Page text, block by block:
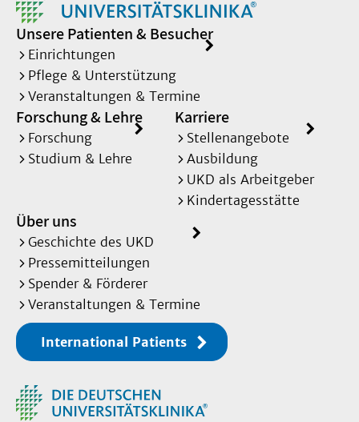
Unsere Patienten & Besucher
Einrichtungen
Pflege & Unterstützung
Veranstaltungen & Termine
Forschung & Lehre
Forschung
Studium & Lehre
Karriere
Stellenangebote
Ausbildung
UKD als Arbeitgeber
Kindertagesstätte
Über uns
Geschichte des UKD
Pressemitteilungen
Spender & Förderer
Veranstaltungen & Termine
International Patients